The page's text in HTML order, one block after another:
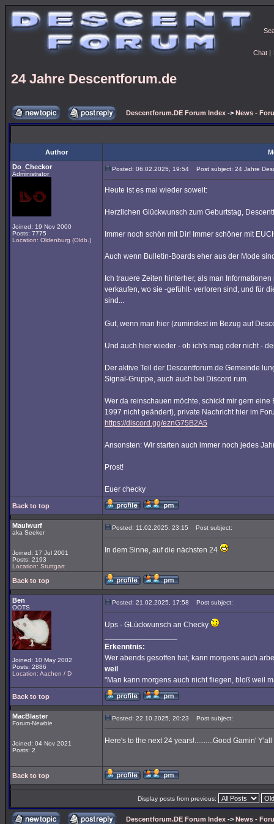
Chat |
24 Jahre Descentforum.de
Descentforum.DE Forum Index -> News -
Author
Do_Checkor
Administrator
Joined: 19 Nov 2000
Posts: 7775
Location: Oldenburg (Oldb.)
Posted: 06.02.2025, 19:54 Post subject: 24 Jahre
Heute ist es mal wieder soweit:
Herzlichen Glückwunsch zum Geburtstag,
Immer noch schön mit Dir! Immer schöner mit
Auch wenn Bulletin-Boards eher aus der Mode
Ich trauere Zeiten hinterher, als man
verkaufen, wo sie -gefühlt- verloren sind, und für
sind...
Gut, wenn man hier (zumindest im Bezug auf
Und auch hier wieder - ob ich's mag oder nicht -
Der aktive Teil der Descentforum.de Gemeinde
Signal-Gruppe, auch auch bei Discord rum.
Wer da reinschauen möchte, schickt mir gern
1997 nicht geändert), private Nachricht hier im
https://discord.gg/eznG75B2A5
Ansonsten: Wir starten auch immer noch jedes
Prost!
Euer checky
Back to top
Maulwurf
aka Seeker
Joined: 17 Jul 2001
Posts: 2193
Location: Stuttgart
Posted: 11.02.2025, 23:15 Post subject:
In dem Sinne, auf die nächsten 24
Back to top
Ben
OOTS
Joined: 10 May 2002
Posts: 2886
Location: Aachen / D
Posted: 21.02.2025, 17:58 Post subject:
Ups - GLückwunsch an Checky
Erkenntnis:
Wer abends gesoffen hat, kann morgens auch
weil
"Man kann morgens auch nicht fliegen, bloß weil
Back to top
MacBlaster
Forum-Newbie
Joined: 04 Nov 2021
Posts: 2
Posted: 22.10.2025, 20:23 Post subject:
Here's to the next 24 years!..........Good Gamin'
Back to top
Display posts from previous:
Descentforum.DE Forum Index -> News -